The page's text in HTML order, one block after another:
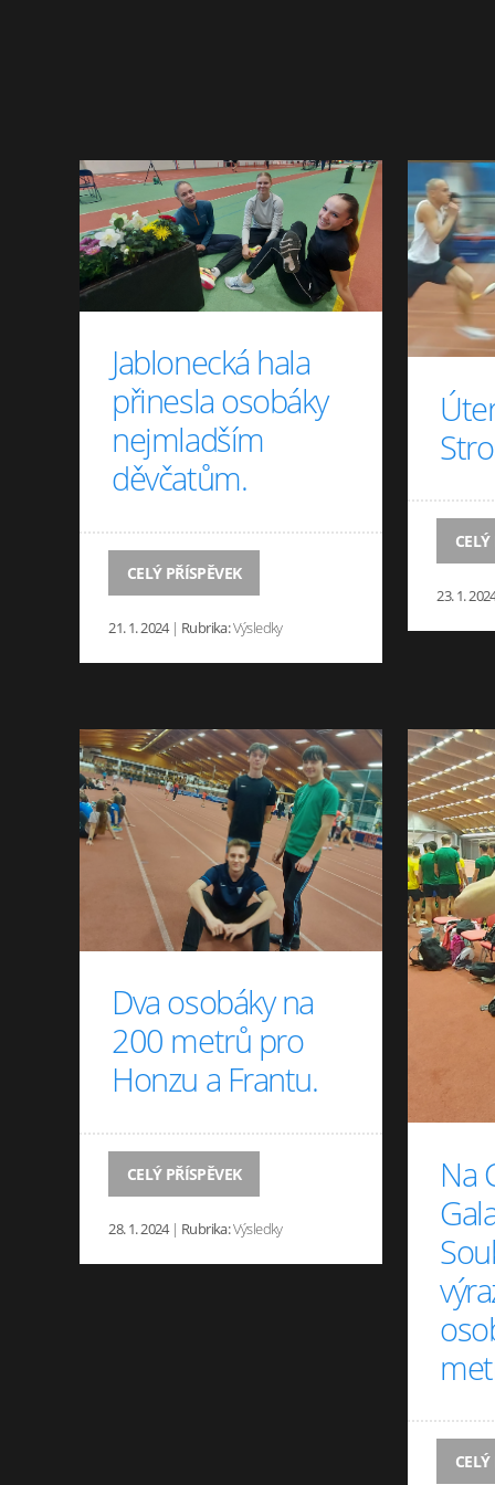
Jablonecká hala
přinesla osobáky
nejmladším
děvčatům.
CELÝ PŘÍSPĚVEK
21. 1. 2024 | Rubrika:Výsledky
CELÝ
23. 1.
Dva osobáky na
200 metrů pro
Honzu a Frantu.
CELÝ PŘÍSPĚVEK
28. 1. 2024 | Rubrika:Výsledky
Na
CELÝ